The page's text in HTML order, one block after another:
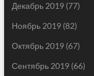
Декабрь 2019(77)
Ноябрь 2019(82)
Октябрь 2019(67)
Сентябрь 2019(66)